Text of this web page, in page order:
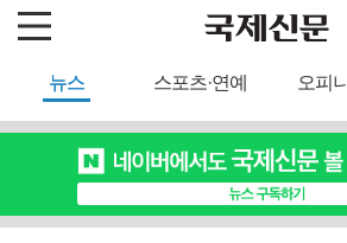
뉴스 스포츠·연예 오피